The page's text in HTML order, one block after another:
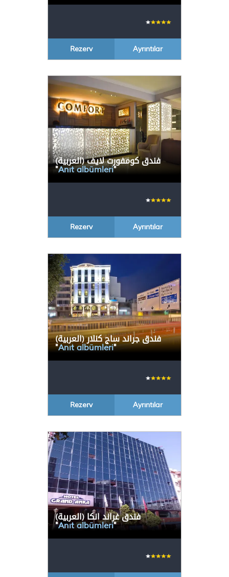
Rezerv Ayrıntılar
(العربية) فندق كومفورت لايف
"Anıt albümleri"
Rezerv Ayrıntılar
(العربية) فندق جراند ساج كنلار
"Anıt albümleri"
Rezerv Ayrıntılar
(العربية) فندق غراند انكا
"Anıt albümleri"